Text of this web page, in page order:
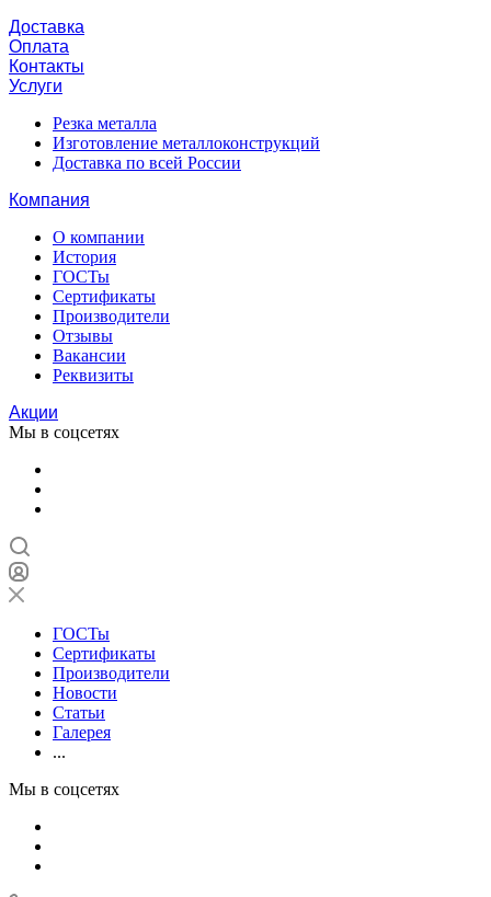
Доставка
Оплата
Контакты
Услуги
Резка металла
Изготовление металлоконструкций
Доставка по всей России
Компания
О компании
История
ГОСТы
Сертификаты
Производители
Отзывы
Вакансии
Реквизиты
Акции
Мы в соцсетях
ГОСТы
Сертификаты
Производители
Новости
Статьи
Галерея
...
Мы в соцсетях